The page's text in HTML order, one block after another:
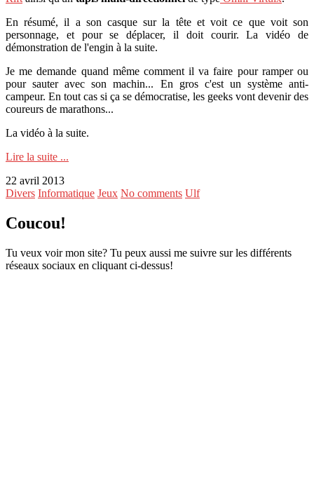
En résumé, il a son casque sur la tête et voit ce que voit son
personnage, et pour se déplacer, il doit courir. La vidéo de
démonstration de l'engin à la suite.
Je me demande quand même comment il va faire pour ramper ou
pour sauter avec son machin... En gros c'est un système anti-
campeur. En tout cas si ça se démocratise, les geeks vont devenir des
coureurs de marathons...
La vidéo à la suite.
Lire la suite ...
22 avril 2013
Divers Informatique Jeux No comments Ulf
Coucou!
Tu veux voir mon site? Tu peux aussi me suivre sur les différents
réseaux sociaux en cliquant ci-dessus!